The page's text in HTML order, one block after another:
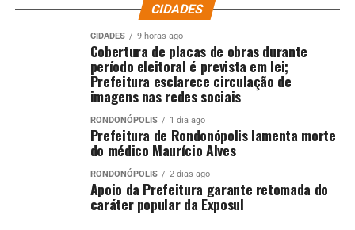
CONGRESSO DERROTA
POLÍTICA QUER
Administradora assume Governo em VG
Davi Alcolumbre promulga Dia da Amizade Brasil-Israel
— Senado Notícias
CIDADES
CIDADES 9 horas ago
Cobertura de placas de obras durante
período eleitoral é prevista em lei;
Prefeitura esclarece circulação de
imagens nas redes sociais
RONDONÓPOLIS 1 dia ago
Prefeitura de Rondonópolis lamenta morte
do médico Maurício Alves
RONDONÓPOLIS 2 dias ago
Apoio da Prefeitura garante retomada do
caráter popular da Exposul